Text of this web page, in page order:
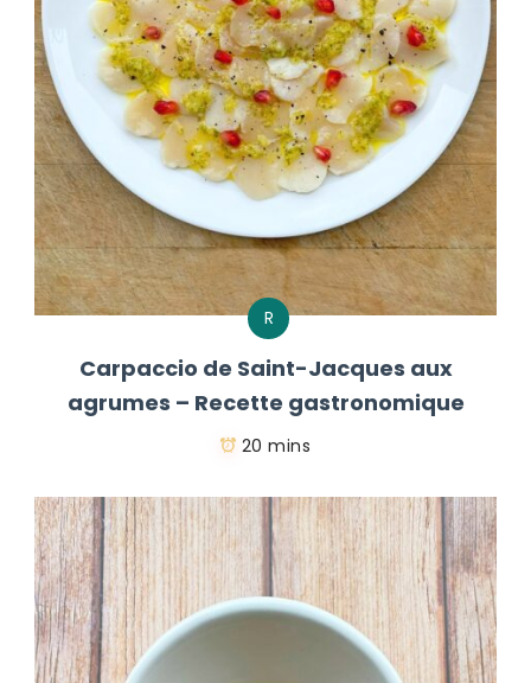
R
Carpaccio de Saint-Jacques aux
agrumes – Recette gastronomique
20 mins